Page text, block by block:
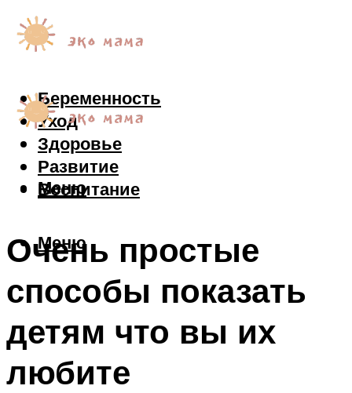
Беременность
Уход
Здоровье
Развитие
Воспитание
Меню
Меню
Очень простые
способы показать
детям что вы их
любите